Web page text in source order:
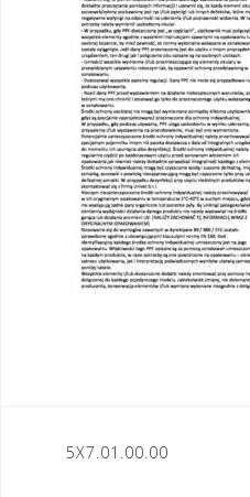
Nawigacja
5X7.01.00.00